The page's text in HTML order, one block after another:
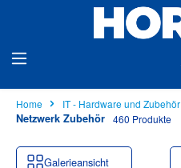
Home IT - Hardware und Zubehör
Netzwerk Zubehör 460 Produkte
Galerieansicht